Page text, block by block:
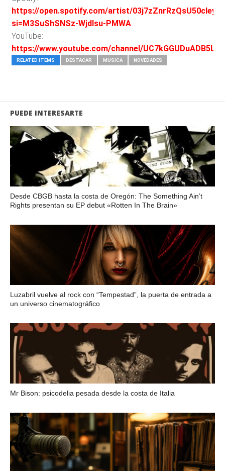
https://open.spotify.com/artist/
si=M3SuShSNSz-WjdIsu-PMWA
YouTube:
https://www.youtube.com/channel/
RELATED ITEMS DESTACAR MUSICA NOVEDADES
PUEDE INTERESARTE
Desde CBGB hasta la costa de Oregón: The Something Ain’t
Rights presentan su EP debut «Rotten In The Brain»
Luzabril vuelve al rock con “Tempestad”, la puerta de entrada a
un universo cinematográfico
Mr Bison: psicodelia pesada desde la costa de Italia